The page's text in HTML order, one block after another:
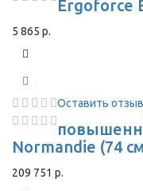
Ergoforce
5 865 р.
Оставить отзыв
Normandie (74
209 751 р.